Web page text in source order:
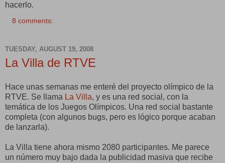
hacerlo.
8 comments:
TUESDAY, AUGUST 19, 2008
La Villa de RTVE
Hace unas semanas me enteré del proyecto olímpico de la
RTVE. Se llama La Villa, y es una red social, con la
temática de los Juegos Olímpicos. Una red social bastante
completa (con algunos bugs, pero es lógico porque acaban
de lanzarla).
La Villa tiene ahora mismo 2080 participantes. Me parece
un número muy bajo dada la publicidad masiva que recibe